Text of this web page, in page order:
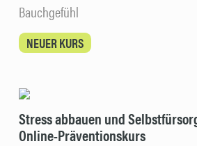
Bauchgefühl
NEUER KURS
Stress abbauen und
Online-Präventionskurs